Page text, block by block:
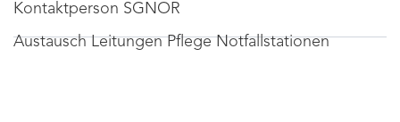
Kontaktperson SGNOR
Austausch Leitungen Pflege Notfallstationen